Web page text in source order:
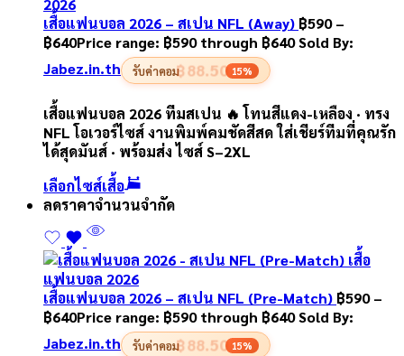
เสื้อแฟนบอล 2026 – สเปน NFL (Away) ฿590 –
฿640Price range: ฿590 through ฿640Sold By:
Jabez.in.th
รับค่าคอม฿88.50 15%
เสื้อแฟนบอล 2026 ทีมสเปน 🔥 โทนสีแดง-เหลือง · ทรง
NFL โอเวอร์ไซส์ งานพิมพ์คมชัดสีสด ใส่เชียร์ทีมที่คุณรัก
ได้สุดมันส์ · พร้อมส่ง ไซส์ S–2XL
เลือกไซส์เสื้อ
ลดราคาจำนวนจำกัด
เสื้อแฟนบอล 2026 – สเปน NFL (Pre-Match) ฿590 –
฿640Price range: ฿590 through ฿640Sold By:
Jabez.in.th
รับค่าคอม฿88.50 15%